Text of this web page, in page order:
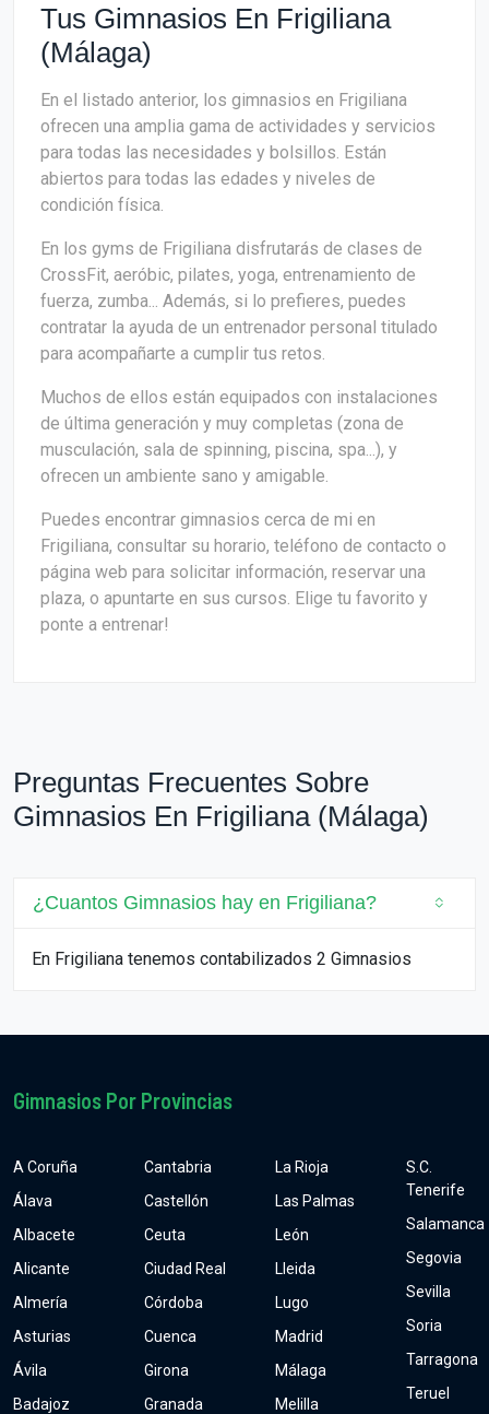
Tus Gimnasios En Frigiliana
(Málaga)
En el listado anterior, los gimnasios en Frigiliana
ofrecen una amplia gama de actividades y servicios
para todas las necesidades y bolsillos. Están
abiertos para todas las edades y niveles de
condición física.
En los gyms de Frigiliana disfrutarás de clases de
CrossFit, aeróbic, pilates, yoga, entrenamiento de
fuerza, zumba... Además, si lo prefieres, puedes
contratar la ayuda de un entrenador personal titulado
para acompañarte a cumplir tus retos.
Muchos de ellos están equipados con instalaciones
de última generación y muy completas (zona de
musculación, sala de spinning, piscina, spa...), y
ofrecen un ambiente sano y amigable.
Puedes encontrar gimnasios cerca de mi en
Frigiliana, consultar su horario, teléfono de contacto o
página web para solicitar información, reservar una
plaza, o apuntarte en sus cursos. Elige tu favorito y
ponte a entrenar!
Preguntas Frecuentes Sobre
Gimnasios En Frigiliana (Málaga)
¿Cuantos Gimnasios hay en Frigiliana?
En Frigiliana tenemos contabilizados 2 Gimnasios
Gimnasios Por Provincias
A Coruña
Álava
Albacete
Alicante
Almería
Asturias
Ávila
Badajoz
Cantabria
Castellón
Ceuta
Ciudad Real
Córdoba
Cuenca
Girona
Granada
La Rioja
Las Palmas
León
Lleida
Lugo
Madrid
Málaga
Melilla
S.C.
Tenerife
Salamanca
Segovia
Sevilla
Soria
Tarragona
Teruel